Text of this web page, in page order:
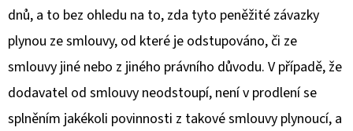
dnů, a to bez ohledu na to, zda tyto peněžité závazky
plynou ze smlouvy, od které je odstupováno, či ze
smlouvy jiné nebo z jiného právního důvodu. V případě, že
dodavatel od smlouvy neodstoupí, není v prodlení se
splněním jakékoli povinnosti z takové smlouvy plynoucí, a